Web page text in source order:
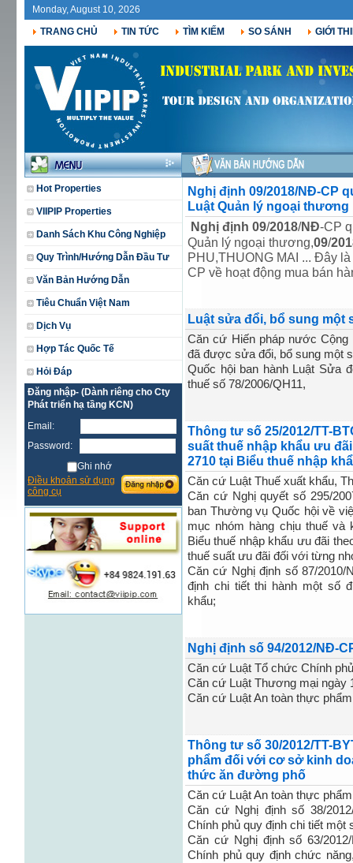
Monday, August 10, 2026
TRANG CHỦ
TIN TỨC TÌM KIẾM SO SÁNH GIỚI
Hot Properties
VIIPIP Properties
Danh Sách Khu Công Nghiệp
Quy Trình/Hướng Dẫn Đầu Tư
Văn Bản Hướng Dẫn
Tiêu Chuẩn Việt Nam
Dịch Vụ
Hợp Tác Quốc Tế
Hỏi Đáp
Đăng nhập- (Dành riêng cho Cty
Phát triển hạ tầng KCN)
Email:
Password:
Ghi nhớ
Điều khoản sử dụng
công cụ
Nghị định 09/2018/NĐ-CP
Luật Quản lý ngoại thương
Nghị định 09/2018/NĐ-CP
Quản lý ngoại thương,09/
PHU,THUONG MAI ... Đây
CP về hoạt động mua bán
Luật sửa đổi, bổ sung một
Căn cứ Hiến pháp nước Cộng
đã được sửa đổi, bổ sung một
Quốc hội ban hành Luật Sửa
thuế số 78/2006/QH11,
Thông tư số 25/2012/TT-
suất thuế nhập khẩu ưu
2710 tại Biểu thuế nhập
Căn cứ Luật Thuế xuất khẩu,
Căn cứ Nghị quyết số 295/
ban Thường vụ Quốc hội về
mục nhóm hàng chịu thuế và
Biểu thuế nhập khẩu ưu đãi
thuế suất ưu đãi đối với từng
Căn cứ Nghị định số 87/2010/
định chi tiết thi hành một số
khẩu;
Nghị định số 94/2012/NĐ-
Căn cứ Luật Tổ chức Chính
Căn cứ Luật Thương mại ngày
Căn cứ Luật An toàn thực
Thông tư số 30/2012/TT-
phẩm đối với cơ sở kinh
thức ăn đường phố
Căn cứ Luật An toàn thực
Căn cứ Nghị định số 38/
Chính phủ quy định chi tiết một
Căn cứ Nghị định số 63/
Chính phủ quy định chức